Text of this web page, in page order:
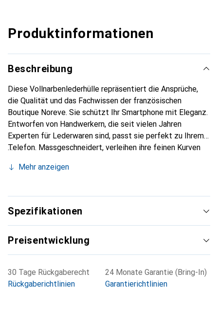
Produktinformationen
Beschreibung
Diese Vollnarbenlederhülle repräsentiert die Ansprüche,
die Qualität und das Fachwissen der französischen
Boutique Noreve. Sie schützt Ihr Smartphone mit Eleganz.
Entworfen von Handwerkern, die seit vielen Jahren
Experten für Lederwaren sind, passt sie perfekt zu Ihrem
Telefon. Massgeschneidert, verleihen ihre feinen Kurven
unverzichtbaren Accessoire für Ihr Smartphone.
die Marke Noreve eine sichere Wahl für eine
anspruchsvolle Kundschaft.
Mehr anzeigen
Spezifikationen
Preisentwicklung
30 Tage Rückgaberecht
Rückgaberichtlinien
24 Monate Garantie (Bring-In)
Garantierichtlinien